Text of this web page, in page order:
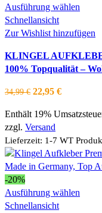
Ausführung wählen
weist
auf.
der
Schnellansicht
Zur Wishlist hinzufügen
KLINGEL
100% Topqualität –
34,99€ Ursprünglicher
war:
34,99 €
22,95 €Aktueller
ist:
Enthält 19%
zzgl. Versand
Lieferzeit: 1-7 WT
-20%
Ausführung wählen
Schnellansicht